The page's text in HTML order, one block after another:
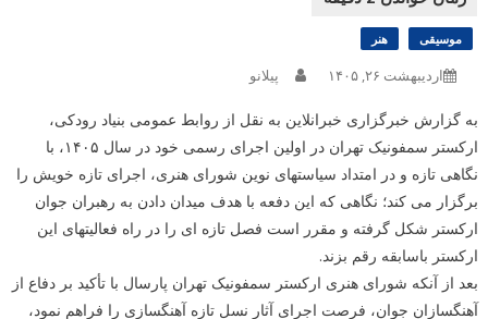
موسیقی هنر
اردیبهشت ۲۶, ۱۴۰۵ پیلانو
به گزارش خبرگزاری خبرانلاین به نقل از روابط عمومی بنیاد رودکی،
ارکستر سمفونیک تهران در اولین اجرای رسمی خود در سال ۱۴۰۵، با
نگاهی تازه و در امتداد سیاستهای نوین شورای هنری، اجرای تازه خویش را
برگزار می کند؛ نگاهی که این دفعه با هدف میدان دادن به رهبران جوان
ارکستر شکل گرفته و مقرر است فصل تازه ای را در راه فعالیتهای این
ارکستر باسابقه رقم بزند.
بعد از آنکه شورای هنری ارکستر سمفونیک تهران پارسال با تأکید بر دفاع از
آهنگسازان جوان، فرصت اجرای آثار نسل تازه آهنگسازی را فراهم نمود،